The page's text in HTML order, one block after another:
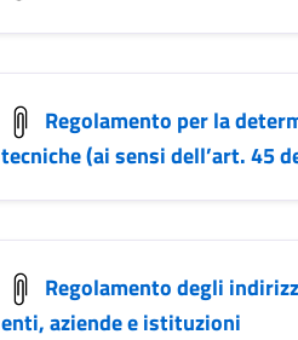
Regolamento per la
tecniche (ai sensi dell’art. 45
Regolamento degli
enti, aziende e istituzioni